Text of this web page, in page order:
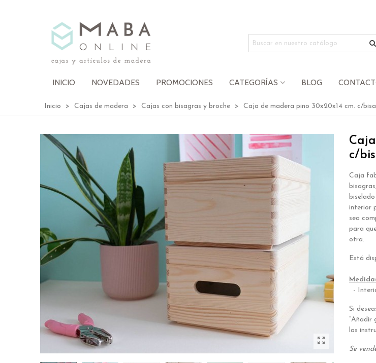
INICIO NOVEDADES PROMOCIONES CATEGORÍAS BLOG
Inicio > Cajas de madera > Cajas con bisagras y broche > Caja de madera pino 30x20x14 cm. c/
c/
Caja
interior
sea
para
otra.
Está
-
Si
“Añadir
las
Se